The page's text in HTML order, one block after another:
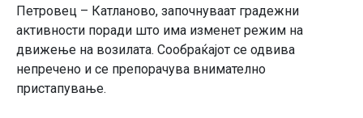
Петровец – Катланово, започнуваат градежни
активности поради што има изменет режим на
движење на возилата. Сообраќајот се одвива
непречено и се препорачува внимателно
пристапување.